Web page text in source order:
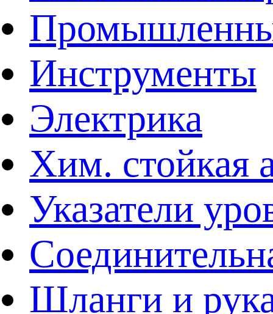
Инструменты
Электрика
Хим. стойкая
Указатели
Шланги и